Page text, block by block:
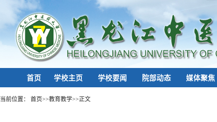
首页 学校主页 学校要闻 院部动态 媒体聚焦
当前位置： 首页>>教育教学>>正文